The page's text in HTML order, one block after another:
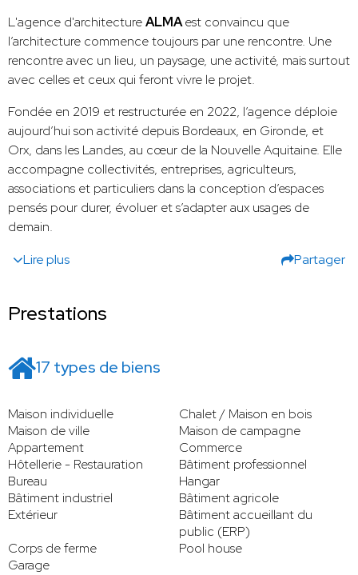
L'agence d'architectureALMAest convaincu que
l’architecture commence toujours par une rencontre. Une
rencontre avec un lieu, un paysage, une activité, mais surtout
avec celles et ceux qui feront vivre le projet.
Fondée en 2019 et restructurée en 2022, l’agence déploie
aujourd’hui son activité depuis Bordeaux, en Gironde, et
Orx, dans les Landes, au cœur de la Nouvelle Aquitaine. Elle
accompagne collectivités, entreprises, agriculteurs,
associations et particuliers dans la conception d’espaces
pensés pour durer, évoluer et s’adapter aux usages de
demain.
Lire plus
Partager
Prestations
17 types de biens
Maison individuelle
Chalet / Maison en bois
Maison de ville
Maison de campagne
Appartement
Commerce
Hôtellerie - Restauration
Bâtiment professionnel
Bureau
Hangar
Bâtiment industriel
Bâtiment agricole
Extérieur
Bâtiment accueillant du
public (ERP)
Corps de ferme
Pool house
Garage